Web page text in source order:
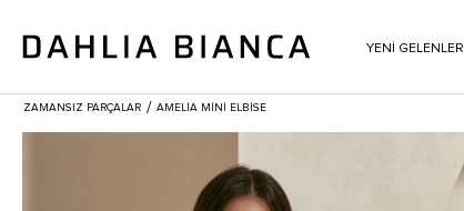
YENİ GELENLER
ZAMANSIZ PARÇALAR / AMELIA MINI ELBISE